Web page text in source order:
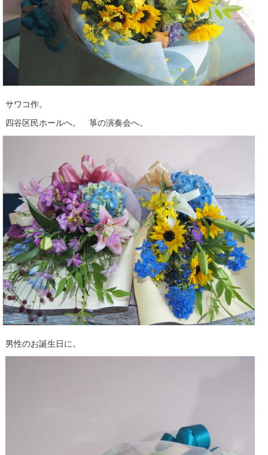
サワコ作。
四谷区民ホールへ。 箏の演奏会へ。
男性のお誕生日に。